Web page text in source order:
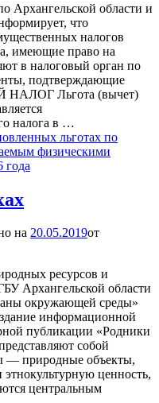
области и
что
налогов
имеющие право на
в налоговый орган по
подтверждающие
НАЛОГ Льгота (вычет)
налога в …
льготах по
физическими
года
на 20.05.2019от
ресурсов и
Архангельской области
окружающей среды»
информационной
публикации «Родники
собой
— природные объекты,
ценность,
центральным